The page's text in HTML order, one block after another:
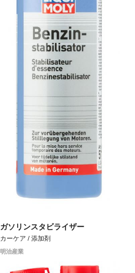
ガソリンスタビライザー
カーケア / 添加剤
明治産業